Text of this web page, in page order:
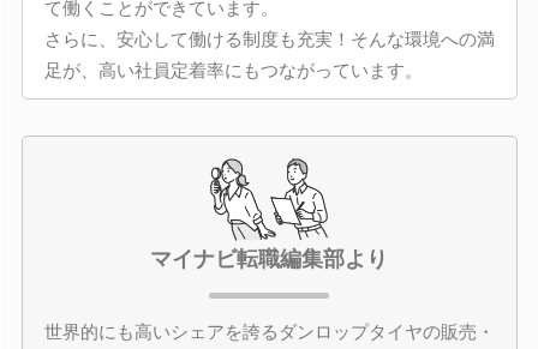
て働くことができています。
さらに、安心して働ける制度も充実！そんな環境への満
足が、高い社員定着率にもつながっています。
マイナビ転職編集部より
世界的にも高いシェアを誇るダンロップタイヤの販売・